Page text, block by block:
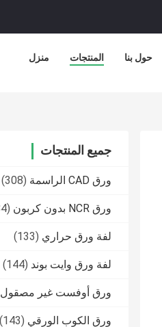
منزل المنتجات حول بنا
جميع المنتجات
ورق CAD الراسمة (308)
ورق NCR بدون كربون (284)
لفة ورق حراري (133)
لفة ورق وايت بوند (144)
ورق أوفست غير مصقول
ورق الكوب الورقي (143)